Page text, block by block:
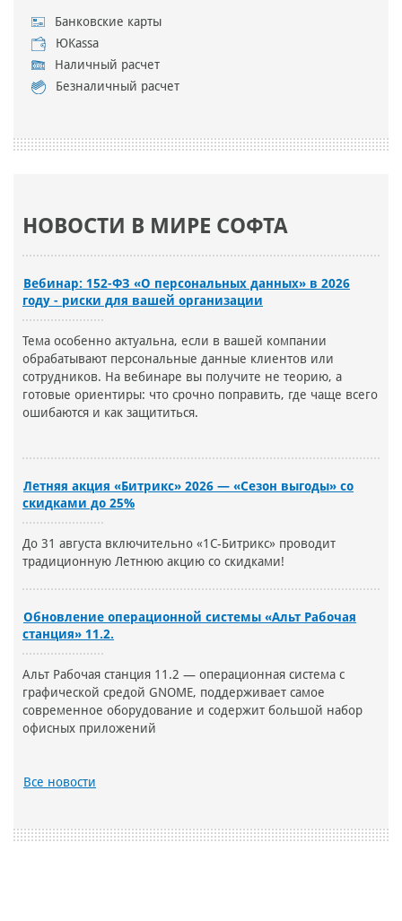
Банковские карты
ЮKassa
Наличный расчет
Безналичный расчет
НОВОСТИ В МИРЕ СОФТА
Вебинар: 152-ФЗ «О персональных данных» в 2026
году - риски для вашей организации
Тема особенно актуальна, если в вашей компании
обрабатывают персональные данные клиентов или
сотрудников. На вебинаре вы получите не теорию, а
готовые ориентиры: что срочно поправить, где чаще всего
ошибаются и как защититься.
Летняя акция «Битрикс» 2026 — «Сезон выгоды» со
скидками до 25%
До 31 августа включительно «1С-Битрикс» проводит
традиционную Летнюю акцию со скидками!
Обновление операционной системы «Альт Рабочая
станция» 11.2.
Альт Рабочая станция 11.2 — операционная система с
графической средой GNOME, поддерживает самое
современное оборудование и содержит большой набор
офисных приложений
Все новости